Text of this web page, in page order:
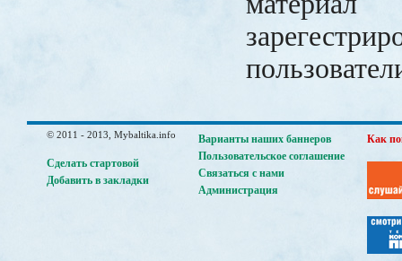
© 2011 - 2013, Mybaltika.info
Сделать стартовой
Добавить в закладки
Варианты наших баннеров
Пользовательское соглашение
Связаться с нами
Администрация
Как